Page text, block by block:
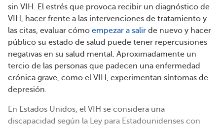
sin VIH. El estrés que provoca recibir un diagnóstico de
VIH, hacer frente a las intervenciones de tratamiento y
las citas, evaluar cómo empezar a salir de nuevo y hacer
público su estado de salud puede tener repercusiones
negativas en su salud mental. Aproximadamente un
tercio de las personas que padecen una enfermedad
crónica grave, como el VIH, experimentan síntomas de
depresión.
En Estados Unidos, el VIH se considera una
discapacidad según la Ley para Estadounidenses con